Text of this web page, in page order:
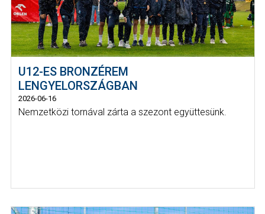
U12-ES BRONZÉREM
LENGYELORSZÁGBAN
2026-06-16
Nemzetközi tornával zárta a szezont együttesünk.